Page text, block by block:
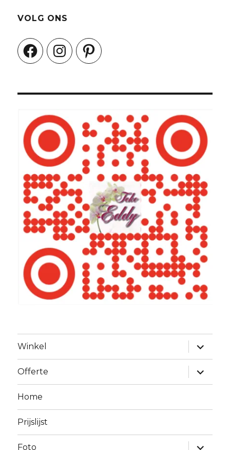
VOLG ONS
FacebookInstagramPinterest
Winkel
Alles
Offerte
Alles
Home
Prijslijst
Foto
Alles